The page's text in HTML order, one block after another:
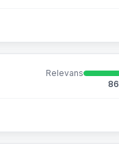
Relevans
86